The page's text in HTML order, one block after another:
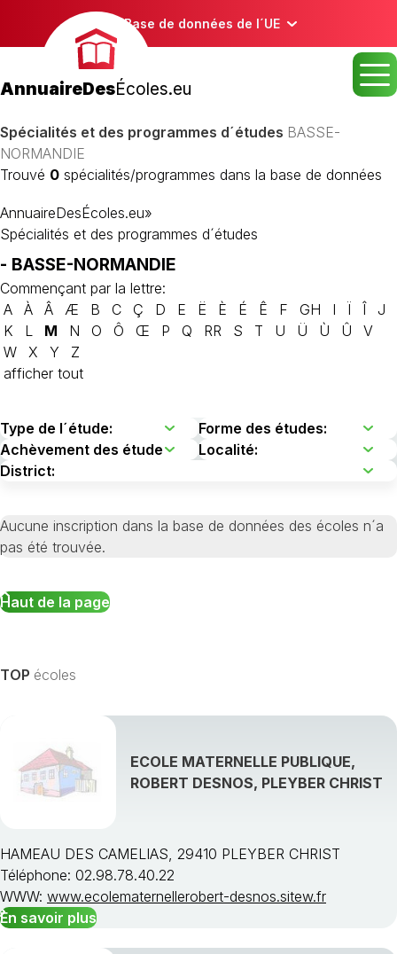
Base de données de l´UE
AnnuaireDesÉcoles.eu
Spécialités et des programmes d´études BASSE-
NORMANDIE
Trouvé 0 spécialités/programmes dans la base de données
AnnuaireDesÉcoles.eu»
Spécialités et des programmes d´études
- BASSE-NORMANDIE
Commençant par la lettre:
A
À Â Æ B C Ç D E Ë È É Ê F GH I Ï Î
J
K
L M N O Ô Œ P Q RR S T U Ü Ù Û
V
W
X Y
Z
afficher tout
Aucune inscription dans la base de données des écoles n´a
pas été trouvée.
Haut de la page
TOP écoles
ECOLE MATERNELLE PUBLIQUE,
ROBERT DESNOS, PLEYBER CHRIST
HAMEAU DES CAMELIAS, 29410 PLEYBER CHRIST
Téléphone: 02.98.78.40.22
WWW: www.ecolematernellerobert-desnos.sitew.fr
En savoir plus